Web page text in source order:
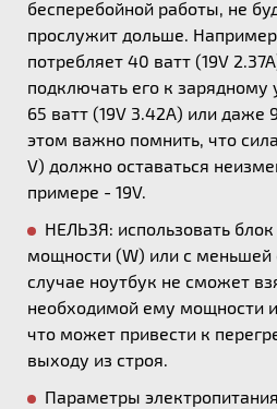
бесперебойной работы, не
прослужит дольше.
потребляет 40 ватт (19V
подключать его к
65 ватт (19V 3.42A) или даже
этом важно помнить, что
V) должно оставаться
примере - 19V.
НЕЛЬЗЯ: использовать
мощности (W) или с меньшей
случае ноутбук не сможет
необходимой ему мощности
что может привести к
выходу из строя.
Параметры